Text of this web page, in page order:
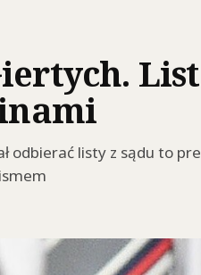
odbierać listy z sądu to